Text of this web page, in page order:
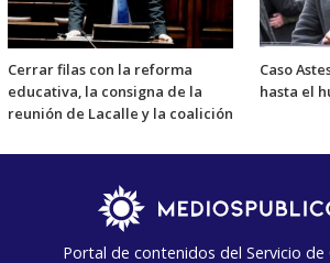
Cerrar filas con la reforma
educativa, la consigna de la
reunión de Lacalle y la coalición
Caso
hasta el
Portal de contenidos del Servicio de